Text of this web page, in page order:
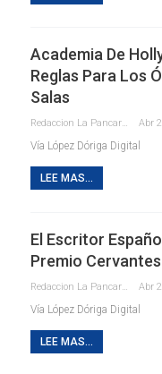
Academia De
Reglas Para Los
Salas
Redaccion La Pancarta De Quintana Roo Abr
Vía López Dóriga Digital
LEE MAS...
El Escritor
Premio Cervantes
Redaccion La Pancarta De Quintana Roo Abr
Vía López Dóriga Digital
LEE MAS...